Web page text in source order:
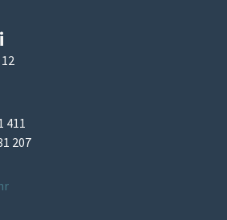
411
207